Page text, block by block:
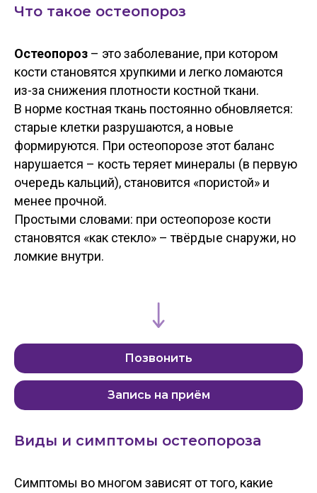
Что такое остеопороз
Остеопороз – это заболевание, при котором
кости становятся хрупкими и легко ломаются
из-за снижения плотности костной ткани.
В норме костная ткань постоянно обновляется:
старые клетки разрушаются, а новые
формируются. При остеопорозе этот баланс
нарушается – кость теряет минералы (в первую
очередь кальций), становится «пористой» и
менее прочной.
Простыми словами: при остеопорозе кости
становятся «как стекло» – твёрдые снаружи, но
ломкие внутри.
Позвонить
Запись на приём
Виды и симптомы остеопороза
Симптомы во многом зависят от того, какие